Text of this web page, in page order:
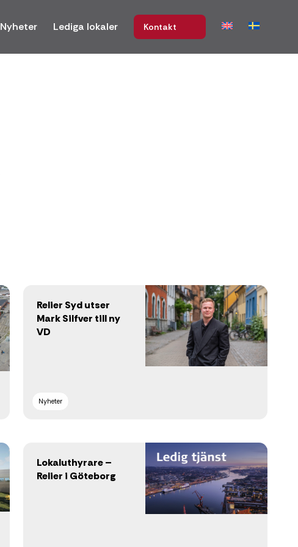
Nyheter Lediga lokaler Kontakt
Relier Syd utser
Mark Silfver till ny
VD
Nyheter
Lokaluthyrare –
Relier i Göteborg